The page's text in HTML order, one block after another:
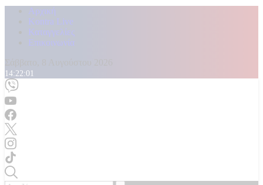
Αρχική
Kontra Live
Καταγγελίες
Επικοινωνία
14:22:03